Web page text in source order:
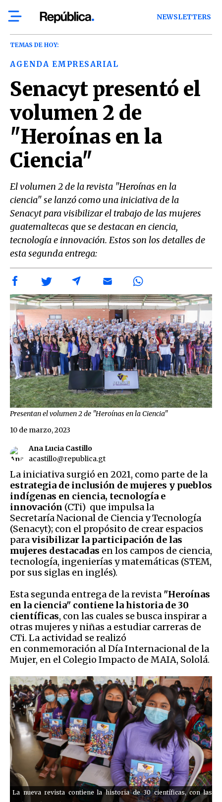
NEWSLETTERS
TEMAS DE HOY:
AGENDA EMPRESARIAL
Senacyt presentó el
volumen 2 de
"Heroínas en la
Ciencia"
El volumen 2 de la revista "Heroínas en la
ciencia" se lanzó como una iniciativa de la
Senacyt para visibilizar el trabajo de las mujeres
guatemaltecas que se destacan en ciencia,
tecnología e innovación. Estos son los detalles de
esta segunda entrega:
Presentan el volumen 2 de "Heroínas en la Ciencia"
Ana Lucia Castillo
acastillo@republica.gt
10 de marzo, 2023
La iniciativa surgió en 2021, como parte de la
estrategia de inclusión de mujeres y pueblos
indígenas en ciencia, tecnología e
innovación (CTi) que impulsa la
Secretaría Nacional de Ciencia y Tecnología
(Senacyt); con el propósito de crear espacios
paravisibilizar la participación de las
mujeres destacadas en los campos de ciencia,
tecnología, ingenierías y matemáticas (STEM,
por sus siglas en inglés).
Esta segunda entrega de la revista "Heroínas
en la ciencia" contiene la historia de 30
científicas, con las cuales se busca inspirar a
otras mujeres y niñas a estudiar carreras de
CTi. La actividad se realizó
en conmemoración al Día Internacional de la
Mujer, en el Colegio Impacto de MAIA, Sololá.
La nueva revista contiene la historia de 30 científicas, con las